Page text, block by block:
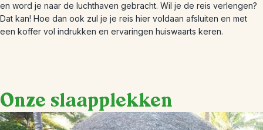
en word je naar de luchthaven gebracht. Wil je de reis verlengen?
Dat kan! Hoe dan ook zul je je reis hier voldaan afsluiten en met
een koffer vol indrukken en ervaringen huiswaarts keren.
Onze slaapplekken